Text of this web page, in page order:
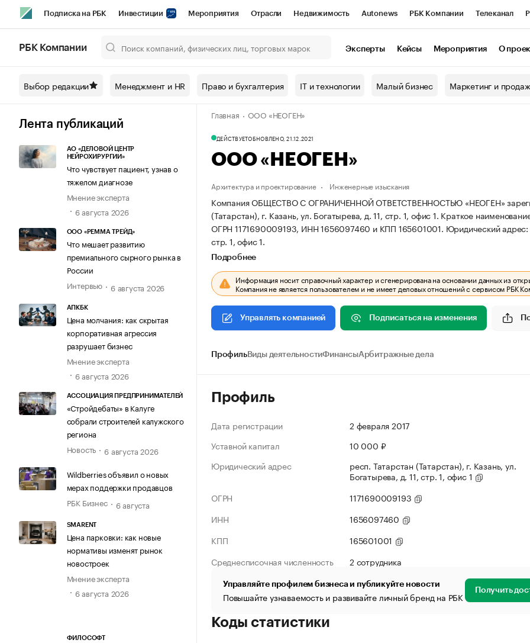
Подписка на РБК Инвестиции Мероприятия Отрасли Недвижимость Autonews РБК Компании Телеканал
Спецпроекты СПб Конференции СПб Спецпроекты Проверка контрагентов
Технологии и медиа Рынок наличной валюты
РБК Компании Эксперты Кейсы Мероприятия О
Выбор редакции Менеджмент и HR Право и бухгалтерия IT и технологии Малый бизнес Маркетинг и
Лента публикаций
АО «ДЕЛОВОЙ ЦЕНТР
НЕЙРОХИРУРГИИ»
Что чувствует пациент, узнав о
тяжелом диагнозе
Мнение эксперта
6 августа 2026
ООО «РЕММА ТРЕЙД»
Что мешает развитию
премиального сырного рынка в
России
Интервью
6 августа 2026
АПКБК
Цена молчания: как скрытая
корпоративная агрессия
разрушает бизнес
Мнение эксперта
6 августа 2026
АССОЦИАЦИЯ ПРЕДПРИНИМАТЕЛЕЙ
«Стройдебаты» в Калуге
собрали строителей калужского
региона
Новость
6 августа 2026
Wildberries объявил о новых
мерах поддержки продавцов
РБК Бизнес
6 августа
SMARENT
Цена парковки: как новые
нормативы изменят рынок
новостроек
Мнение эксперта
6 августа 2026
ФИЛОСОФТ
Главная ООО «НЕОГЕН»
ДЕЙСТВУЕТОБНОВЛЕНО, 21.12.2021
ООО «НЕОГЕН»
Архитектура и проектирование Инженерные изыскания
Компания ОБЩЕСТВО С ОГРАНИЧЕННОЙ ОТВЕТСТВЕННОСТЬЮ «НЕОГЕН»
(Татарстан), г. Казань, ул. Богатырева, д. 11, стр. 1, офис 1. Краткое
ОГРН 1171690009193, ИНН 1656097460 и КПП 165601001. Юридический адрес:
стр. 1, офис 1.
Подробнее
Информация носит справочный характер и сгенерирована на основании данных из
Компания не является пользователем и не имеет деловых отношений с сервисом РБК
Управлять компанией Подписаться на изменения
ПрофильВиды деятельностиФинансыАрбитражные дела
Профиль
Дата регистрации
2 февраля 2017
Уставной капитал
10 000 ₽
Юридический адрес
респ. Татарстан (Татарстан), г. Казань, ул.
Богатырева, д. 11, стр. 1, офис 1
ОГРН
1171690009193
ИНН
1656097460
КПП
165601001
Среднесписочная численность
2 сотрудника
Управляйте профилем бизнеса и публикуйте новости
Повышайте узнаваемость и развивайте личный бренд на РБК Получить
Коды статистики